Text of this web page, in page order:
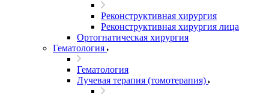
Реконструктивная хирургия
Реконструктивная хирургия лица
Ортогнатическая хирургия
Гематология
Гематология
Лучевая терапия (томотерапия)